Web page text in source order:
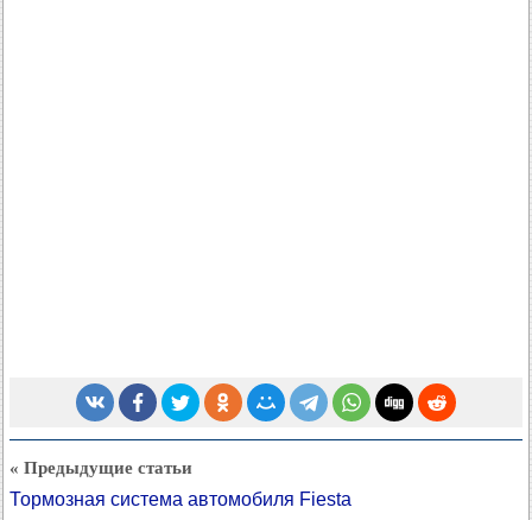
« Предыдущие статьи
Тормозная система автомобиля Fiesta